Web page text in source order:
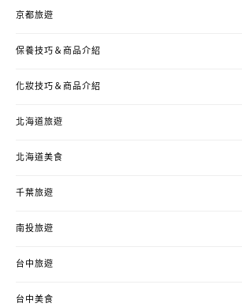
京都旅遊
保養技巧＆商品介紹
化妝技巧＆商品介紹
北海道旅遊
北海道美食
千葉旅遊
南投旅遊
台中旅遊
台中美食